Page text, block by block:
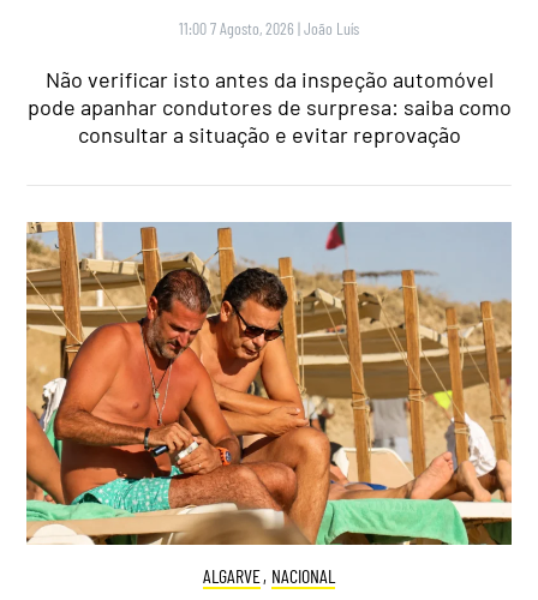
11:00 7 Agosto, 2026 |João Luís
Não verificar isto antes da inspeção automóvel
pode apanhar condutores de surpresa: saiba como
consultar a situação e evitar reprovação
ALGARVE, NACIONAL